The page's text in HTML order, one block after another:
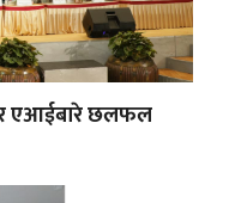
र एआईबारे छलफल